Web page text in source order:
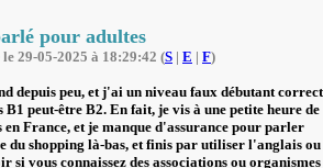
pour adultes
le 29-05-2025 à 18:29:42 (S | E | F)
depuis peu, et j'ai un niveau faux débutant correct
B1 peut-être B2. En fait, je vis à une petite heure de
France, et je manque d'assurance pour parler
du shopping là-bas, et finis par utiliser l'anglais ou
vous connaissez des associations ou organismes